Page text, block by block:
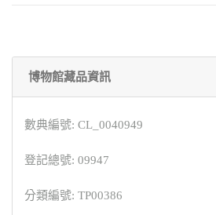
博物館藏品資訊
數典編號: CL_0040949
登記總號: 09947
分類編號: TP00386